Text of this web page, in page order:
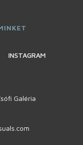
INSTAGRAM
Galéria